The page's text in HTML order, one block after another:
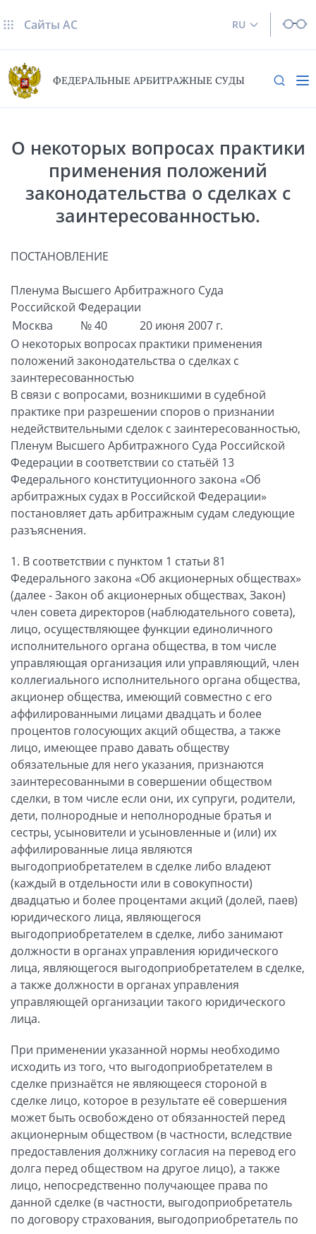
RU
Сайты AC
ФЕДЕРАЛЬНЫЕ АРБИТРАЖНЫЕ СУДЫ
О некоторых вопросах практики
применения положений
законодательства о сделках с
заинтересованностью.
ПОСТАНОВЛЕНИЕ
Пленума Высшего Арбитражного Суда
Российской Федерации
Москва
№ 40
20 июня 2007 г.
О некоторых вопросах практики применения
положений законодательства о сделках с
заинтересованностью
В связи с вопросами, возникшими в судебной
практике при разрешении споров о признании
недействительными сделок с заинтересованностью,
Пленум Высшего Арбитражного Суда Российской
Федерации в соответствии со статьёй 13
Федерального конституционного закона «Об
арбитражных судах в Российской Федерации»
постановляет дать арбитражным судам следующие
разъяснения.
1. В соответствии с пунктом 1 статьи 81
Федерального закона «Об акционерных обществах»
(далее - Закон об акционерных обществах, Закон)
член совета директоров (наблюдательного совета),
лицо, осуществляющее функции единоличного
исполнительного органа общества, в том числе
управляющая организация или управляющий, член
коллегиального исполнительного органа общества,
акционер общества, имеющий совместно с его
аффилированными лицами двадцать и более
процентов голосующих акций общества, а также
лицо, имеющее право давать обществу
обязательные для него указания, признаются
заинтересованными в совершении обществом
сделки, в том числе если они, их супруги, родители,
дети, полнородные и неполнородные братья и
сестры, усыновители и усыновленные и (или) их
аффилированные лица являются
выгодоприобретателем в сделке либо владеют
(каждый в отдельности или в совокупности)
двадцатью и более процентами акций (долей, паев)
юридического лица, являющегося
выгодоприобретателем в сделке, либо занимают
должности в органах управления юридического
лица, являющегося выгодоприобретателем в сделке,
а также должности в органах управления
управляющей организации такого юридического
лица.
При применении указанной нормы необходимо
исходить из того, что выгодоприобретателем в
сделке признаётся не являющееся стороной в
сделке лицо, которое в результате её совершения
может быть освобождено от обязанностей перед
акционерным обществом (в частности, вследствие
предоставления должнику согласия на перевод его
долга перед обществом на другое лицо), а также
лицо, непосредственно получающее права по
данной сделке (в частности, выгодоприобретатель
по договору страхования, выгодоприобретатель по